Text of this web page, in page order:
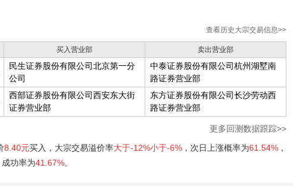
查看历史大宗交易信息>>
买入营业部 卖出营业部
民生证券股份有限公司北京第一分
公司
中泰证券股份有限公司杭州湖墅南
路证券营业部
西部证券股份有限公司西安东大街
证券营业部
东方证券股份有限公司长沙劳动西
路证券营业部
更多回测数据跟踪>>
8.40元买入，大宗交易溢价率大于-12%小于-6% ，次日上涨概率为61.54% ，
成功率为41.67%。